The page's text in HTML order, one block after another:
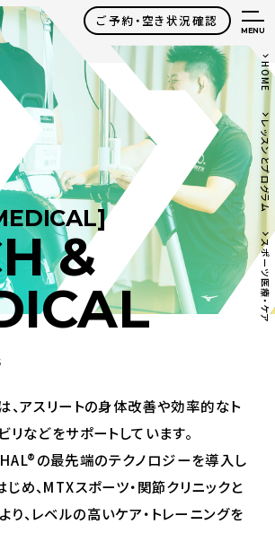
ご予約・空き状況確認
MENU
HOME
レッスンとプログラム
スポーツ医療・ケア
&
、アスリートの身体改善や効率的なト
リなどをサポートしています。
の最先端のテクノロジーを導入し
め、MTXスポーツ・関節クリニックと
、レベルの高いケア・トレーニングを